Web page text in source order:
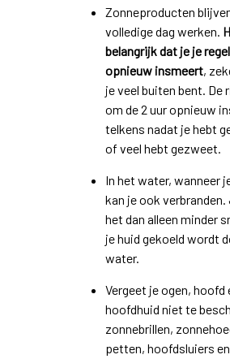
Zonneproducten
volledige dag werken.
belangrijk dat je je
opnieuw insmeert,
je veel buiten bent. De
om de 2 uur opnieuw
telkens nadat je hebt
of veel hebt gezweet.
In het water, wanneer
kan je ook
het dan alleen minder
je huid gekoeld wordt
water.
Vergeet je ogen, hoofd
hoofdhuid niet te
zonnebrillen,
petten, hoofdsluiers